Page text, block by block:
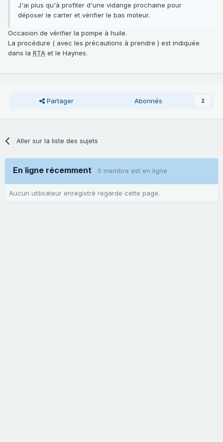
J'ai plus qu'à profiter d'une vidange prochaine pour
déposer le carter et vérifier le bas moteur.
Occasion de vérifier la pompe à huile.
La procédure ( avec les précautions à prendre ) est indiquée
dans la RTA et le Haynes.
Partager Abonnés 2
Aller sur la liste des sujets
En ligne récemment 0 membre est en ligne
Aucun utilisateur enregistré regarde cette page.